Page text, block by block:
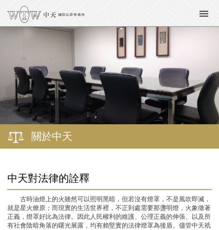
關於中天
中天對法律的詮釋
古時油燈上的火雖然可以照明黑暗，但若沒有燈罩，不是風吹即滅，
就是星火燎原；而現實的生活世界裡，不正到處需要那盞明燈，火象徵著
正義，燈罩好比為法律。因此人民權利的維護、公理正義的伸張、以及所
有社會陰暗角落的曙光展露，均有賴堅實的法律燈罩為後盾。儘管中天祇